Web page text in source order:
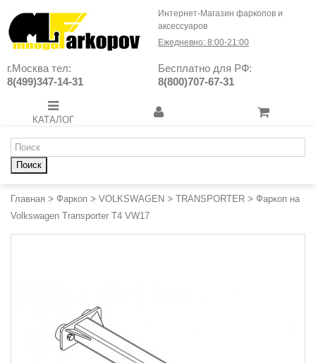
Интернет-Магазин фаркопов и
аксессуаров
Ежедневно: 8:00-21:00
г.Москва тел:
8(499)347-14-31
Бесплатно для РФ:
8(800)707-67-31
КАТАЛОГ
Поиск
Главная > Фаркоп > VOLKSWAGEN > TRANSPORTER > Фаркоп на
Volkswagen Transporter T4 VW17